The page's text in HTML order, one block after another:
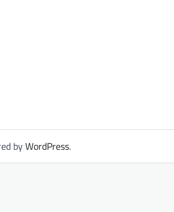
byWordPress.